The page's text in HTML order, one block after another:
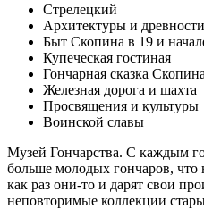
Стрелецкий
Архитектуры и древности
Быт Скопина в 19 и
Купеческая гостиная
Гончарная сказка Скопина
Железная дорога и шахта
Просвящения и культуры
Воинской славы
Музей Гончарства. С каждым
больше молодых гончаров, что
как раз они-то и дарят свои
неповторимые коллекции